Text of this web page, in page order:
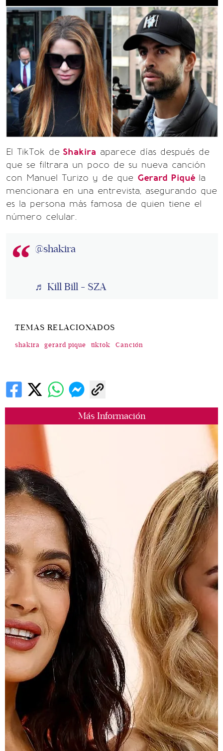
Más Información
El TikTok de Shakira aparece días después de
que se filtrara un poco de su nueva canción
con Manuel Turizo y de que Gerard Piqué la
mencionara en una entrevista, asegurando que
es la persona más famosa de quien tiene el
número celular.
@shakira
♬ Kill Bill - SZA
TEMAS RELACIONADOS
shakira gerard pique tiktok Canción